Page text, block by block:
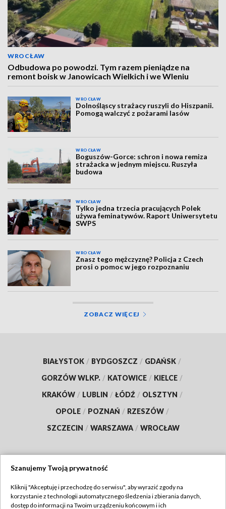
WROCŁAW
Odbudowa po powodzi. Tym razem pieniądze na
remont boisk w Janowicach Wielkich i we Wleniu
WROCŁAW
Dolnośląscy strażacy ruszyli do Hiszpanii.
Pomogą walczyć z pożarami lasów
WROCŁAW
Boguszów-Gorce: schron i nowa remiza
strażacka w jednym miejscu. Ruszyła
budowa
WROCŁAW
Tylko jedna trzecia pracujących Polek
używa feminatywów. Raport Uniwersytetu
SWPS
WROCŁAW
Znasz tego mężczyznę? Policja z Czech
prosi o pomoc w jego rozpoznaniu
ZOBACZ WIĘCEJ
BIAŁYSTOK / BYDGOSZCZ / GDAŃSK /
GORZÓW WLKP. / KATOWICE / KIELCE /
KRAKÓW / LUBLIN / ŁÓDŹ / OLSZTYN /
OPOLE / POZNAŃ / RZESZÓW /
SZCZECIN / WARSZAWA / WROCŁAW
TVP
Szanujemy Twoją prywatność
Kliknij "Akceptuję i przechodzę do serwisu", aby wyrazić zgody na
korzystanie z technologii automatycznego śledzenia i zbierania danych,
dostęp do informacji na Twoim urządzeniu końcowym i ich